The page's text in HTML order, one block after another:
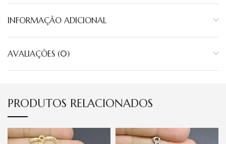
INFORMAÇÃO ADICIONAL
AVALIAÇÕES (0)
PRODUTOS RELACIONADOS